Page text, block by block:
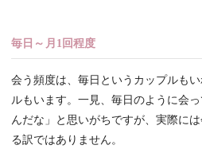
毎日～月1回程度
会う頻度は、毎日というカップルも
ルもいます。一見、毎日のように会
んだな」と思いがちですが、実際に
る訳ではありません。